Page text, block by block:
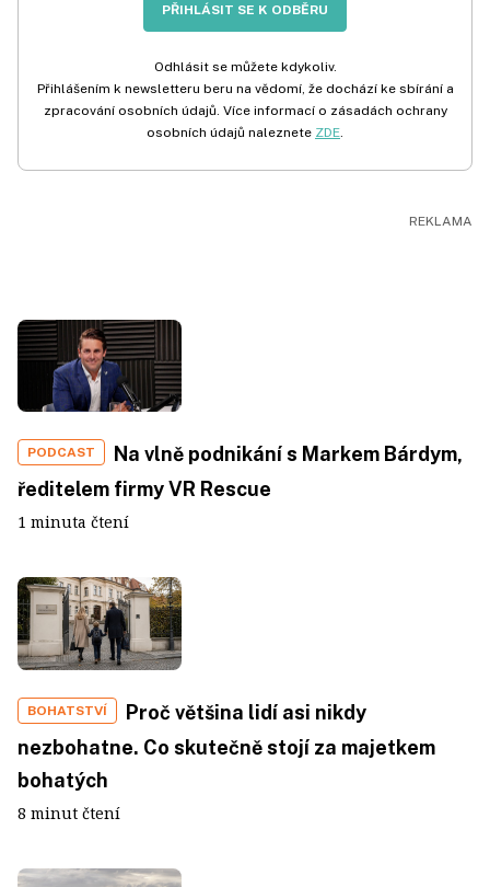
PŘIHLÁSIT SE K ODBĚRU
Odhlásit se můžete kdykoliv.
Přihlášením k newsletteru beru na vědomí, že dochází ke sbírání a
zpracování osobních údajů. Více informací o zásadách ochrany
osobních údajů naleznete ZDE.
PODCAST
Na vlně podnikání s Markem Bárdym,
ředitelem firmy VR Rescue
1 minuta čtení
BOHATSTVÍ
Proč většina lidí asi nikdy
nezbohatne. Co skutečně stojí za majetkem
bohatých
8 minut čtení